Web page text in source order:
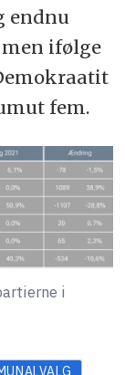
endnu
ifølge
fem.
i